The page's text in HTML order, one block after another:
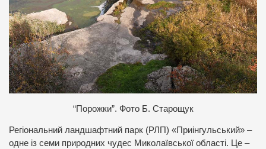
“Порожки”. Фото Б. Старощук
Регіональний ландшафтний парк (РЛП) «Приінгульський» –
одне із семи природних чудес Миколаївської області. Це –